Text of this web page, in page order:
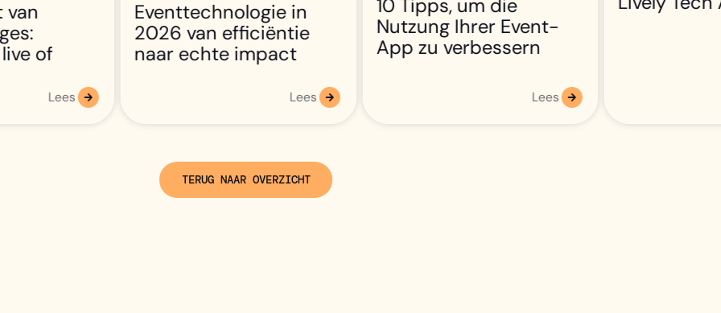
in
Lees
10 Tipps, um die
Nutzung Ihrer Event-
App zu verbessern
Lees Lees
Badge-
TERUG NAAR OVERZICHT